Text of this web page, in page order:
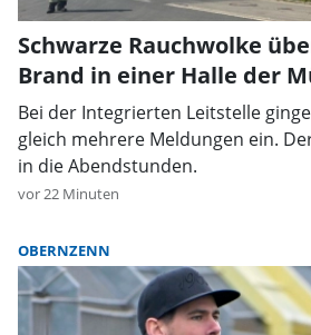
Schwarze Rauchwolke
Brand in einer Halle der
Bei der Integrierten Leitstelle
gleich mehrere Meldungen ein.
in die Abendstunden.
vor 22 Minuten
OBERNZENN